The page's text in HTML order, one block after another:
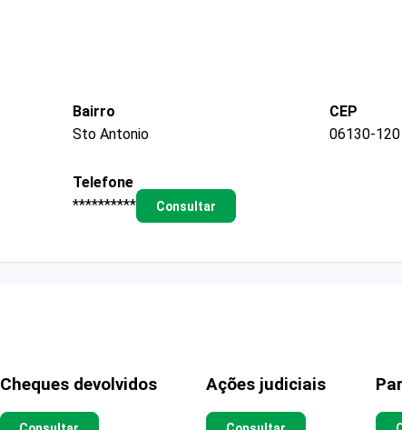
Bairro
Sto Antonio
CEP
06130-120
Telefone
**********
Consultar
Cheques devolvidos Ações judiciais